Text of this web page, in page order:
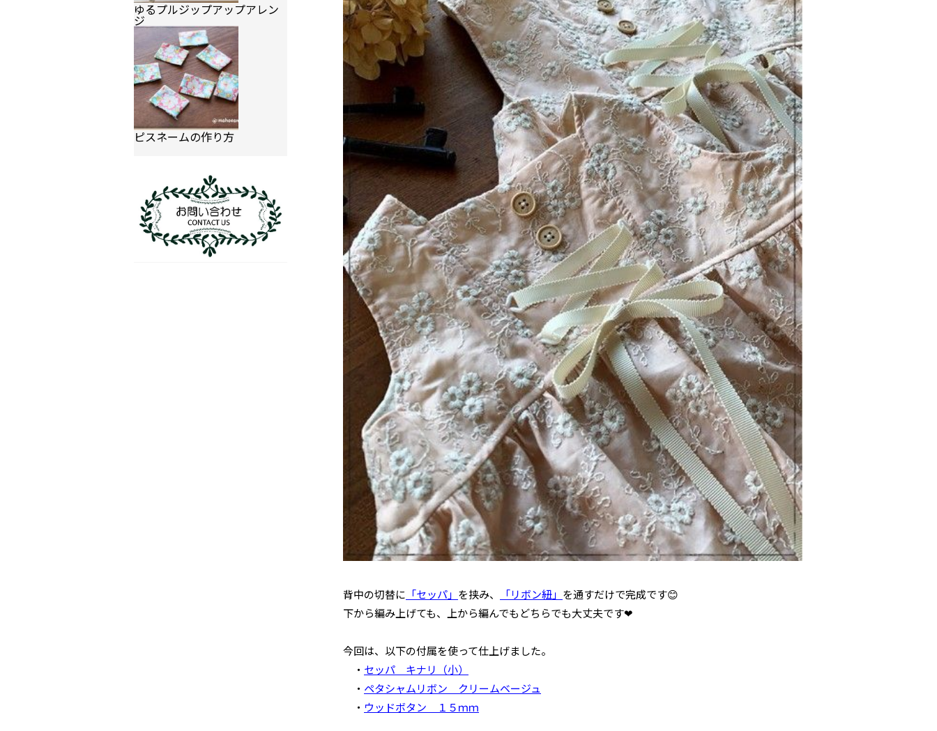
背中の切替に 「セッパ」 を挟み、 「リボン紐」 を通すだけで完成です😊
下から編み上げても、上から編んでもどちらでも大丈夫です❤
今回は、以下の付属を使って仕上げました。
・ セッパ キナリ（小）
・ ペタシャムリボン クリームベージュ
・ ウッドボタン １５ｍｍ
ゆるプルジップアップアレン
ジ
ピスネームの作り方